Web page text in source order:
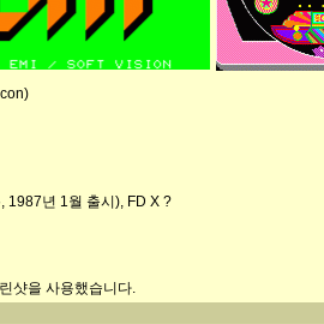
1987년 1월 출시), FD X ?
샷을 사용했습니다.